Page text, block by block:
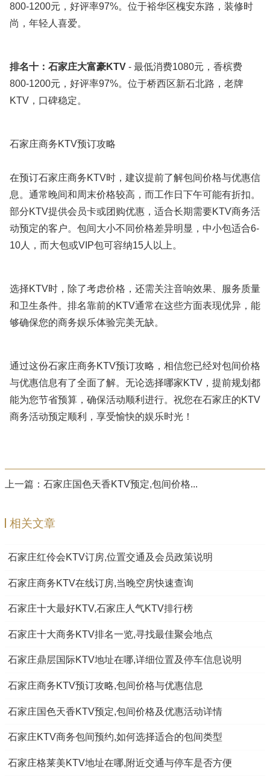
800-1200元，好评率97%。位于裕华区槐安东路，装修时
尚，年轻人喜爱。
排名十：石家庄大富豪KTV - 最低消费1080元，香槟费
800-1200元，好评率97%。位于桥西区新石北路，老牌
KTV，口碑稳定。
石家庄商务KTV预订攻略
在预订石家庄商务KTV时，建议提前了解包间价格与优惠信
息。通常晚间和周末价格较高，而工作日下午可能有折扣。
部分KTV提供会员卡或团购优惠，适合长期需要KTV商务活
动预定的客户。包间大小不同价格差异明显，中小包适合6-
10人，而大包或VIP包可容纳15人以上。
选择KTV时，除了考虑价格，还需关注音响效果、服务质量
和卫生条件。排名靠前的KTV通常在这些方面表现优异，能
够确保您的商务娱乐体验完美无缺。
通过这份石家庄商务KTV预订攻略，相信您已经对包间价格
与优惠信息有了全面了解。无论选择哪家KTV，提前规划都
能为您节省预算，确保活动顺利进行。祝您在石家庄的KTV
商务活动预定顺利，享受愉快的娱乐时光！
上一篇： 石家庄国色天香KTV预定,包间价格...
相关文章
石家庄红伶会KTV订房,位置交通及会员政策说明
石家庄商务KTV在线订房,当晚空房快速查询
石家庄十大最好KTV,石家庄人气KTV排行榜
石家庄十大商务KTV排名一览,寻找最佳聚会地点
石家庄鼎层国际KTV地址在哪,详细位置及停车信息说明
石家庄商务KTV预订攻略,包间价格与优惠信息
石家庄国色天香KTV预定,包间价格及优惠活动详情
石家庄KTV商务包间预约,如何选择适合的包间类型
石家庄格莱美KTV地址在哪,附近交通与停车是否方便